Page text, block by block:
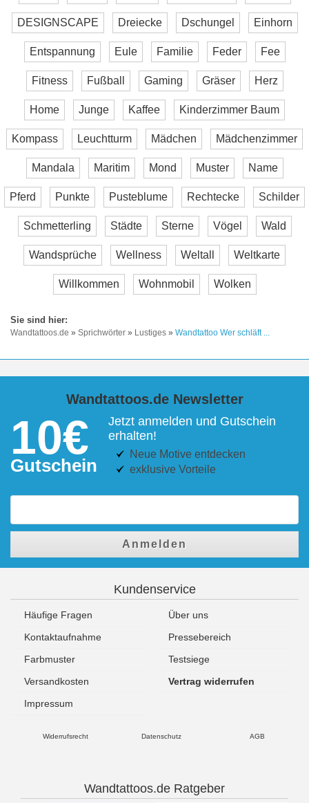
DESIGNSCAPE Dreiecke Dschungel Einhorn
Entspannung Eule Familie Feder Fee
Fitness Fußball Gaming Gräser Herz
Home Junge Kaffee Kinderzimmer Baum
Kompass Leuchtturm Mädchen Mädchenzimmer
Mandala Maritim Mond Muster Name
Pferd Punkte Pusteblume Rechtecke Schilder
Schmetterling Städte Sterne Vögel Wald
Wandsprüche Wellness Weltall Weltkarte
Willkommen Wohnmobil Wolken
Wandtattoos.de » Sprichwörter » Lustiges » Wandtattoo Wer schläft ...
Wandtattoos.de Newsletter
10€
Gutschein
Jetzt anmelden und Gutschein
erhalten!
Neue Motive entdecken
exklusive Vorteile
Anmelden
Kundenservice
Häufige Fragen
Über uns
Kontaktaufnahme
Pressebereich
Farbmuster
Testsiege
Versandkosten
Vertrag widerrufen
Impressum
Widerrufsrecht Datenschutz AGB
Wandtattoos.de Ratgeber